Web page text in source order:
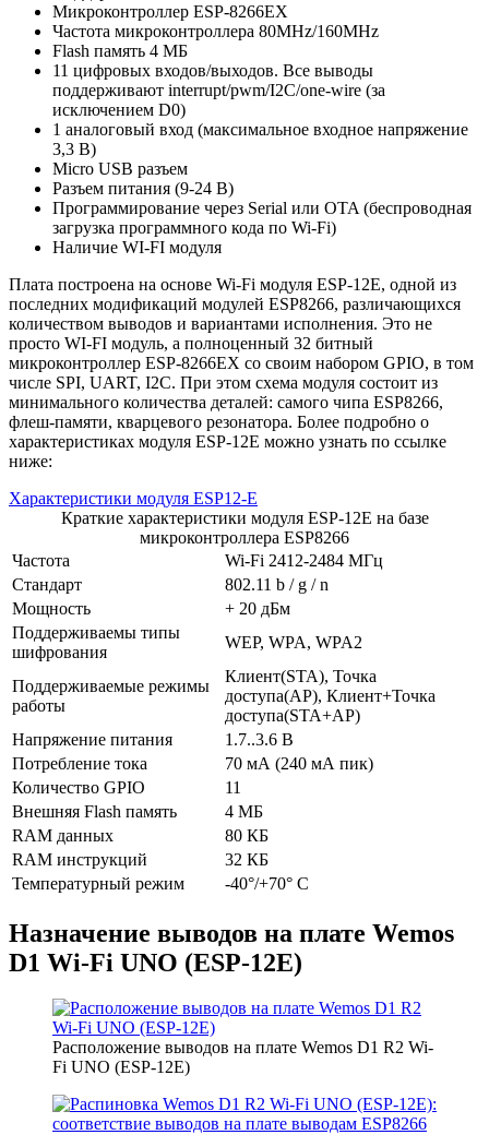
Микроконтроллер ESP-8266EX
Частота микроконтроллера 80MHz/160MHz
Flash память 4 МБ
11 цифровых входов/выходов. Все выводы
поддерживают interrupt/pwm/I2C/one-wire (за
исключением D0)
1 аналоговый вход (максимальное входное напряжение
3,3 В)
Micro USB разъем
Разъем питания (9-24 В)
Программирование через Serial или OTA (беспроводная
загрузка программного кода по Wi-Fi)
Наличие WI-FI модуля
Плата построена на основе Wi-Fi модуля ESP-12E, одной из
последних модификаций модулей ESP8266, различающихся
количеством выводов и вариантами исполнения. Это не
просто WI-FI модуль, а полноценный 32 битный
микроконтроллер ESP-8266EX со своим набором GPIO, в том
числе SPI, UART, I2C. При этом схема модуля состоит из
минимального количества деталей: самого чипа ESP8266,
флеш-памяти, кварцевого резонатора. Более подробно о
характеристиках модуля ESP-12E можно узнать по ссылке
ниже:
Характеристики модуля ESP12-E
Краткие характеристики модуля ESP-12E на базе
микроконтроллера ESP8266
Частота
Wi-Fi 2412-2484 МГц
Стандарт
802.11 b / g / n
Мощность
+ 20 дБм
Поддерживаемы типы
шифрования
WEP, WPA, WPA2
Поддерживаемые режимы
работы
Клиент(STA), Точка
доступа(AP), Клиент+Точка
доступа(STA+AP)
Напряжение питания
1.7..3.6 В
Потребление тока
70 мА (240 мА пик)
Количество GPIO
11
Внешняя Flash память
4 МБ
RAM данных
80 КБ
RAM инструкций
32 КБ
Температурный режим
-40°/+70° C
Назначение выводов на плате Wemos
D1 Wi-Fi UNO (ESP-12E)
Расположение выводов на плате Wemos D1 R2 Wi-
Fi UNO (ESP-12E)